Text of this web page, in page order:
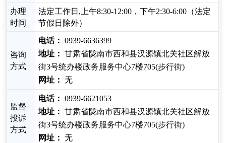
办理
时间
法定工作日,上午8:30-12:00，下午2:30-6:00（法定
节假日除外）
咨询
方式
电话： 0939-6636399
地址： 甘肃省陇南市西和县汉源镇北关社区解放
街3号统办楼政务服务中心7楼705(步行街)
网址： 无
监督
投诉
方式
电话： 0939-6621053
地址： 甘肃省陇南市西和县汉源镇北关社区解放
街3号统办楼政务服务中心7楼705(步行街)
网址： 无